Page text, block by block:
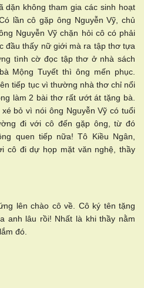
dặn không tham gia các sinh hoạt
lần cô gặp ông Nguyễn Vỹ, chủ
Nguyễn Vỹ chặn hỏi cô có phải
đầu thấy nữ giới mà ra tập thơ tựa
tình cờ đọc tập thơ ở nhà sách
Mộng Tuyết thì ông mến phục.
tiếp tục vì thường nhà thơ chỉ nổi
làm 2 bài thơ rất ướt át tặng bà.
bỏ vì nói ông Nguyễn Vỹ có tuổi
đi với cô đến gặp ông, từ đó
quen tiếp nữa! Tô Kiều Ngân,
cô đi dự họp mặt văn nghệ, thầy
lên chào cô về. Cô ký tên tặng
anh lâu rồi! Nhất là khi thầy nằm
đó.